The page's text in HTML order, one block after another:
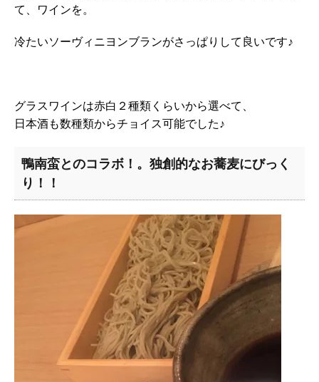
て、ワインを。
冷たいソーヴィニヨンブランがさっぱりして良いです♪
グラスワインは赤白２種類くらいから選べて、
日本酒も数種類からチョイス可能でした♪
鴨南蛮とのコラボ！。独創的なお蕎麦にびっく
り！！